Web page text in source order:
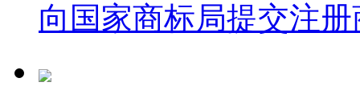
向国家商标局提交注